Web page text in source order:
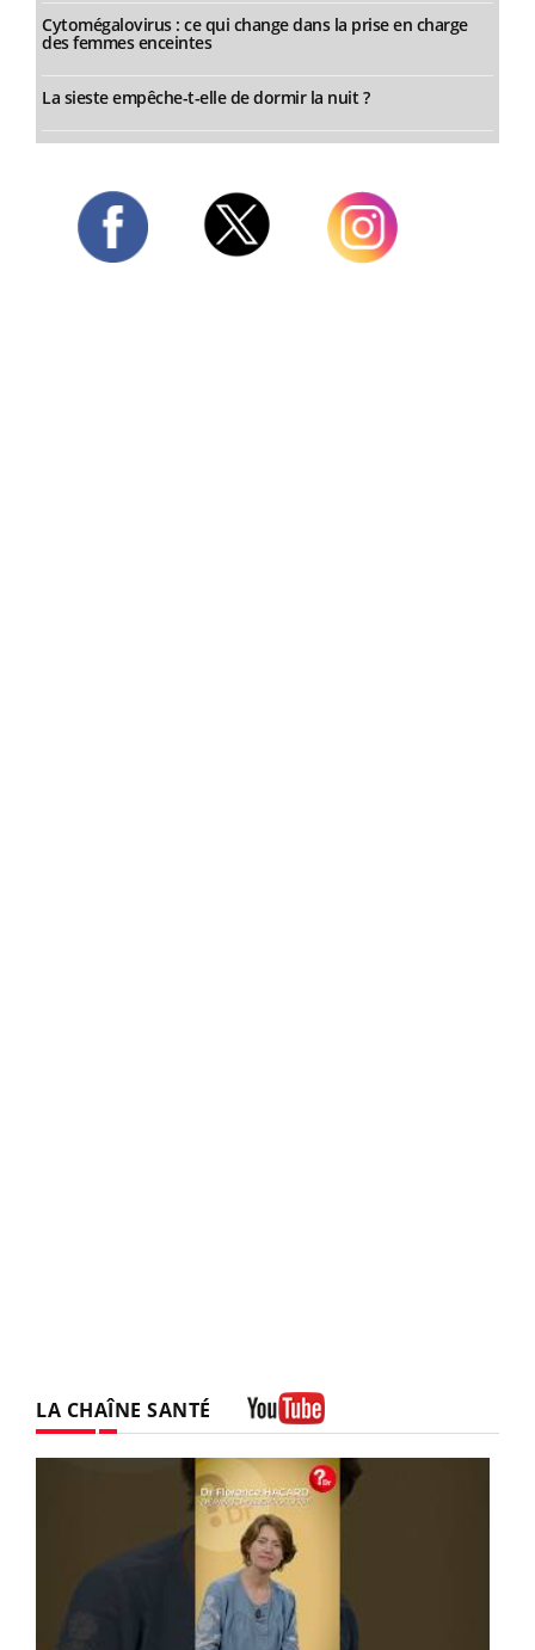
Cytomégalovirus : ce qui change dans la prise en charge
des femmes enceintes
La sieste empêche-t-elle de dormir la nuit ?
LA CHAÎNE SANTÉ